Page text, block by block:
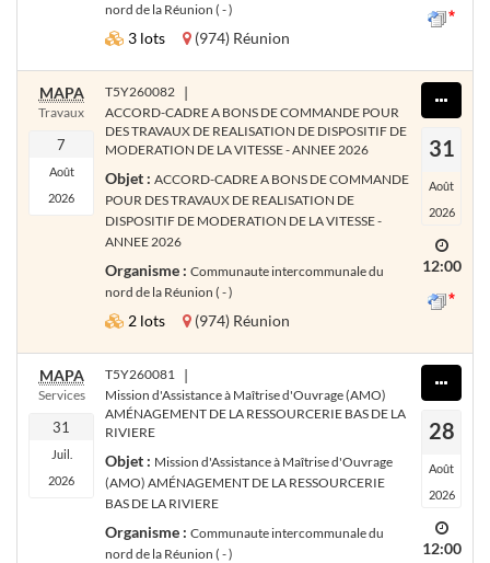
nord de la Réunion ( - )
3 lots (974) Réunion
MAPA
Travaux
7
Août
2026
T5Y260082 |
ACCORD-CADRE A BONS DE COMMANDE POUR
DES TRAVAUX DE REALISATION DE DISPOSITIF DE
MODERATION DE LA VITESSE - ANNEE 2026
Objet : ACCORD-CADRE A BONS DE COMMANDE
POUR DES TRAVAUX DE REALISATION DE
DISPOSITIF DE MODERATION DE LA VITESSE -
ANNEE 2026
Organisme : Communaute intercommunale du
nord de la Réunion ( - )
2 lots (974) Réunion
31
Août
2026
12:00
MAPA
Services
31
Juil.
2026
T5Y260081 |
Mission d'Assistance à Maîtrise d'Ouvrage (AMO)
AMÉNAGEMENT DE LA RESSOURCERIE BAS DE LA
RIVIERE
Objet : Mission d'Assistance à Maîtrise d'Ouvrage
(AMO) AMÉNAGEMENT DE LA RESSOURCERIE
BAS DE LA RIVIERE
Organisme : Communaute intercommunale du
nord de la Réunion ( - )
28
Août
2026
12:00